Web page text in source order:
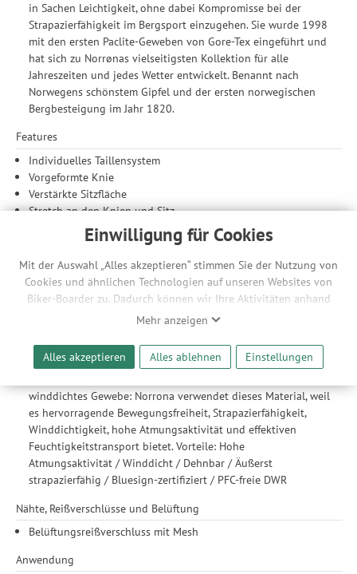
Einwilligung für Cookies
Mit der Auswahl „Alles akzeptieren“ stimmen Sie der Nutzung von
Cookies und ähnlichen Technologien auf unseren Websites von
Biker-Boarder zu. Dadurch können wir Ihre Aktivitäten anhand
Ihrer Geräte- und Browsereinstellungen nachvollziehen. Dies
ermöglicht es uns, anhand ihrer Interessen nutzungsbasierte
Werbeanzeigen für Sie bereitzustellen sowie Funktionalitäten
unserer Website sicherzustellen und stetig zu verbessern. Dabei
werden Ihre Daten auch an Drittanbieter und Werbepartner
weitergegeben. Die Verarbeitung erfolgt ausschließlich zum
Zwecke der Einbindung von Streaming-Inhalten und der
Durchführung von statistischer Analyse, Reichweitenmessungen,
Produktempfehlungen und nutzungsbasierter Werbung.
Informationen zu den einzelnen Funktionen, den Drittanbietern
und der Speicherdauer finden Sie unter Einstellungen. Diese
erforderlich und gilt, bis sie widerrufen wird. Sie können Ihre
Einwilligung unter Einstellungen lediglich für bestimmte
Mehr anzeigen
Alles akzeptieren Alles ablehnen Einstellungen
in Sachen Leichtigkeit, ohne dabei Kompromisse bei der
Strapazierfähigkeit im Bergsport einzugehen. Sie wurde 1998
mit den ersten Paclite-Geweben von Gore-Tex eingeführt und
hat sich zu Norrønas vielseitigsten Kollektion für alle
Jahreszeiten und jedes Wetter entwickelt. Benannt nach
Norwegens schönstem Gipfel und der ersten norwegischen
Bergbesteigung im Jahr 1820.
Features
Individuelles Taillensystem
Vorgeformte Knie
Verstärkte Sitzfläche
Stretch an den Knien und Sitz
Zwei Handeinschubtaschen
Reißverschlusstasche am Oberschenkel
Knöchel mit Klettverschlüssen
Gamaschenhaken zur Verbindung von Hose und Schuhen
Gürtelschlaufen
recyceltes, flexibles flex™1-Polyestermaterial mit
Verstärkungen an Knien, Gesäß und vorderem Bein
winddichtes Gewebe: Norrona verwendet dieses Material, weil
es hervorragende Bewegungsfreiheit, Strapazierfähigkeit,
Winddichtigkeit, hohe Atmungsaktivität und effektiven
Feuchtigkeitstransport bietet. Vorteile: Hohe
Atmungsaktivität / Winddicht / Dehnbar / Äußerst
strapazierfähig / Bluesign-zertifiziert / PFC-freie DWR
Nähte, Reißverschlüsse und Belüftung
Belüftungsreißverschluss mit Mesh
Anwendung